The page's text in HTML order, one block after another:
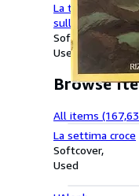
La tentazione di
sulla fede
Softcover
Used
Browse
All items
La settima croce
Softcover
Used